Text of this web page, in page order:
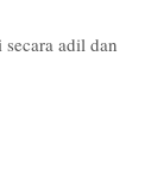
adil dan